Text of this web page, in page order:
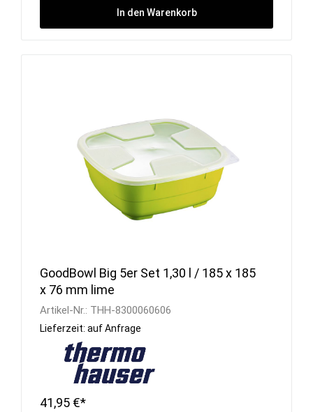
In den Warenkorb
GoodBowl Big 5er Set 1,30 l / 185 x 185
x 76 mm lime
Artikel-Nr.: THH-8300060606
Lieferzeit: auf Anfrage
41,95 €*